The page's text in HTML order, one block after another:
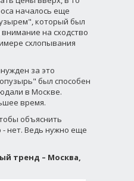
началось еще
который был
на сходство
схлопывания
за это
был способен
в Москве.
время.
объяснить
нет. Ведь нужно еще
тренд – Москва,